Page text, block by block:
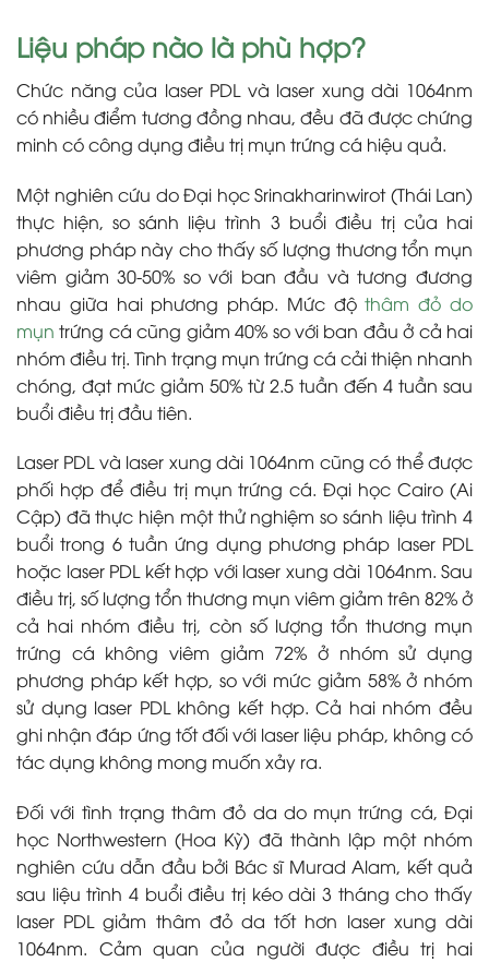
Liệu pháp nào là phù hợp?
Chức năng của laser PDL và laser xung dài 1064nm
có nhiều điểm tương đồng nhau, đều đã được chứng
minh có công dụng điều trị mụn trứng cá hiệu quả.
Một nghiên cứu do Đại học Srinakharinwirot (Thái Lan)
thực hiện, so sánh liệu trình 3 buổi điều trị của hai
phương pháp này cho thấy số lượng thương tổn mụn
viêm giảm 30-50% so với ban đầu và tương đương
nhau giữa hai phương pháp. Mức độthâm đỏ do
mụn trứng cá cũng giảm 40% so với ban đầu ở cả hai
nhóm điều trị. Tình trạng mụn trứng cá cải thiện nhanh
chóng, đạt mức giảm 50% từ 2.5 tuần đến 4 tuần sau
buổi điều trị đầu tiên.
Laser PDL và laser xung dài 1064nm cũng có thể được
phối hợp để điều trị mụn trứng cá. Đại học Cairo (Ai
Cập) đã thực hiện một thử nghiệm so sánh liệu trình 4
buổi trong 6 tuần ứng dụng phương pháp laser PDL
hoặc laser PDL kết hợp với laser xung dài 1064nm. Sau
điều trị, số lượng tổn thương mụn viêm giảm trên 82% ở
cả hai nhóm điều trị, còn số lượng tổn thương mụn
trứng cá không viêm giảm 72% ở nhóm sử dụng
phương pháp kết hợp, so với mức giảm 58% ở nhóm
sử dụng laser PDL không kết hợp. Cả hai nhóm đều
ghi nhận đáp ứng tốt đối với laser liệu pháp, không có
tác dụng không mong muốn xảy ra.
Đối với tình trạng thâm đỏ da do mụn trứng cá, Đại
học Northwestern (Hoa Kỳ) đã thành lập một nhóm
nghiên cứu dẫn đầu bởi Bác sĩ Murad Alam, kết quả
sau liệu trình 4 buổi điều trị kéo dài 3 tháng cho thấy
laser PDL giảm thâm đỏ da tốt hơn laser xung dài
1064nm. Cảm quan của người được điều trị hai